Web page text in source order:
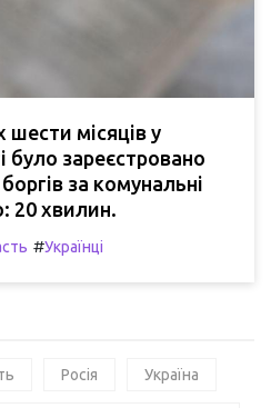
шести місяців у
було зареєстровано
за комунальні
20 хвилин.
#Українці
Росія Україна